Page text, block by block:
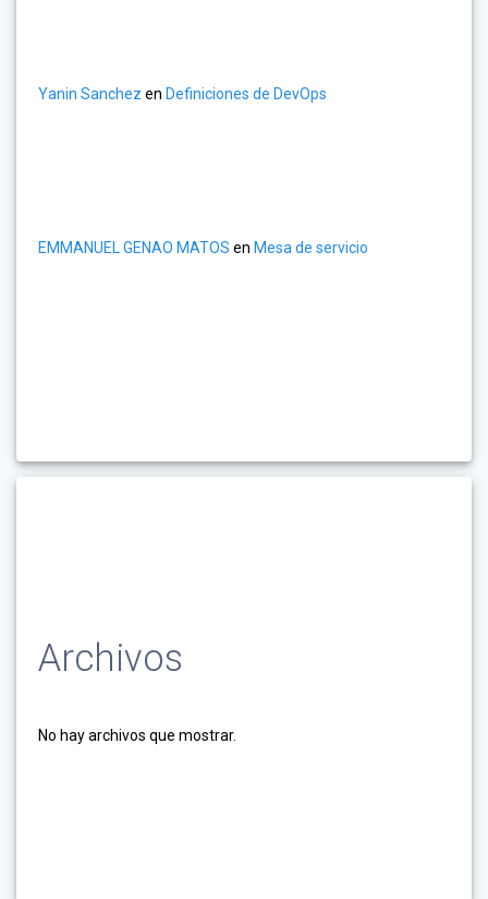
Yanin Sanchez en Definiciones de DevOps
EMMANUEL GENAO MATOS en Mesa de servicio
Archivos
No hay archivos que mostrar.